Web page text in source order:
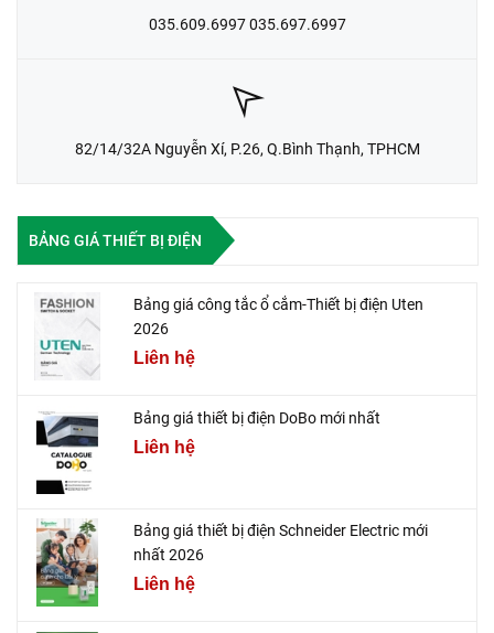
035.609.6997 035.697.6997
82/14/32A Nguyễn Xí, P.26, Q.Bình Thạnh, TPHCM
BẢNG GIÁ THIẾT BỊ ĐIỆN
Bảng giá công tắc ổ cắm-Thiết bị điện Uten
2026
Liên hệ
Bảng giá thiết bị điện DoBo mới nhất
Liên hệ
Bảng giá thiết bị điện Schneider Electric mới
nhất 2026
Liên hệ